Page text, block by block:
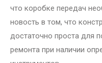
что коробке передач
новость в том, что
достаточно проста для
ремонта при наличии